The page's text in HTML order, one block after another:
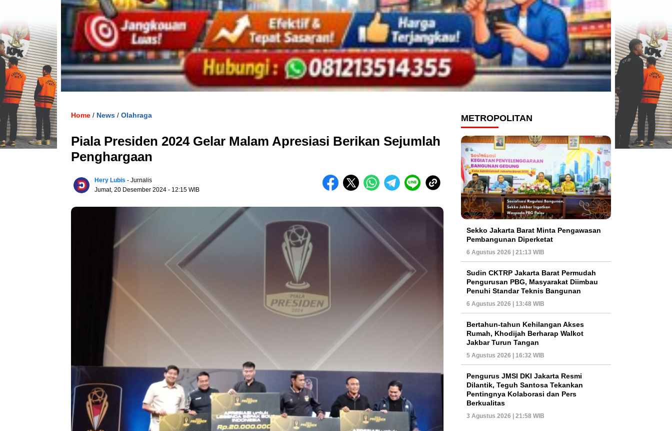
Home / News / Olahraga
Piala Presiden 2024 Gelar Malam Apresiasi Berikan Sejumlah
Penghargaan
Hery Lubis - Jurnalis
Jumat, 20 Desember 2024 - 12:15 WIB
METROPOLITAN
Sekko Jakarta Barat Minta Pengawasan
Pembangunan Diperketat
6 Agustus 2026 | 21:13 WIB
Sudin CKTRP Jakarta Barat Permudah
Pengurusan PBG, Masyarakat Diimbau
Penuhi Standar Teknis Bangunan
6 Agustus 2026 | 13:48 WIB
Bertahun-tahun Kehilangan Akses
Rumah, Khodijah Berharap Walkot
Jakbar Turun Tangan
5 Agustus 2026 | 16:32 WIB
Pengurus JMSI DKI Jakarta Resmi
Dilantik, Teguh Santosa Tekankan
Pentingnya Kolaborasi dan Pers
Berkualitas
3 Agustus 2026 | 21:58 WIB